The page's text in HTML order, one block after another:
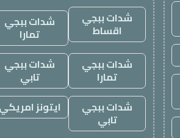
شدات ببجي
اقساط شدات ببجي
تمارا
شدات ببجي
تمارا
شدات ببجي
تابي
شدات ببجي
تابي
ايتونز امريكي